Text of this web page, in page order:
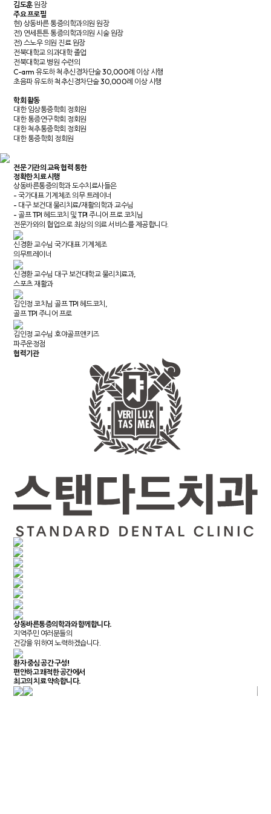
김도훈원장
주요 프로필
현) 상동바른 통증의학과의원 원장
전) 연세튼튼 통증의학과의원 시술 원장
전) 스노우 의원 진료 원장
전북대학교 의과대학 졸업
전북대학교 병원 수련의
C-arm 유도하 척추신경차단술 30,000례 이상 시행
초음파 유도하 척추신경차단술 30,000례 이상 시행
학회 활동
대한 임상통증학회 정회원
대한 통증연구학회 정회원
대한 척추통증학회 정회원
대한 통증학회 정회원
전문 기관의 교육 협력 통한
정확한 치료 시행
상동바른통증의학과 도수치료사들은
- 국가대표 기계체조 의무 트레이너
- 대구 보건대 물리치료/재활의학과 교수님
- 골프 TPI 헤드코치 및 TPI 주니어 프로 코치님
전문가와의 협업으로 최상의 의료 서비스를 제공합니다.
신경환 교수님 국가대표 기계체조
의무트레이너
신경환 교수님 대구 보건대학교 물리치료과,
스포츠 재활과
김인정 코치님 골프 TPI 헤드코치,
골프 TPI 주니어 프로
김인정 교수님 호야골프앤키즈
파주운정점
협력기관
상동바른통증의학과와함께합니다.
지역주민 여러분들의
건강을 위하여 노력하겠습니다.
환자 중심 공간 구성!
편안하고 쾌적한 공간에서
최고의 치료 약속합니다.